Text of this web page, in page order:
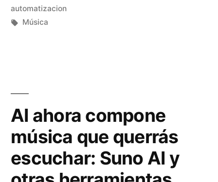
o
s
M
e
en
automatizacion
Etiquetas:
Música
AI ahora compone
música que querrás
escuchar: Suno AI y